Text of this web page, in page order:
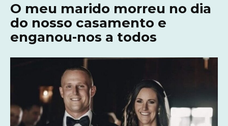
O meu marido morreu no dia
do nosso casamento e
enganou-nos a todos